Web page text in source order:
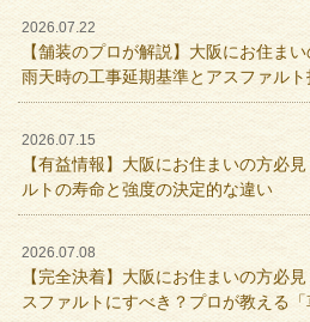
2026.07.22
【舗装のプロが解説】大阪にお住ま
雨天時の工事延期基準とアスファル
2026.07.15
【有益情報】大阪にお住まいの方必
ルトの寿命と強度の決定的な違い
2026.07.08
【完全決着】大阪にお住まいの方必
スファルトにすべき？プロが教える